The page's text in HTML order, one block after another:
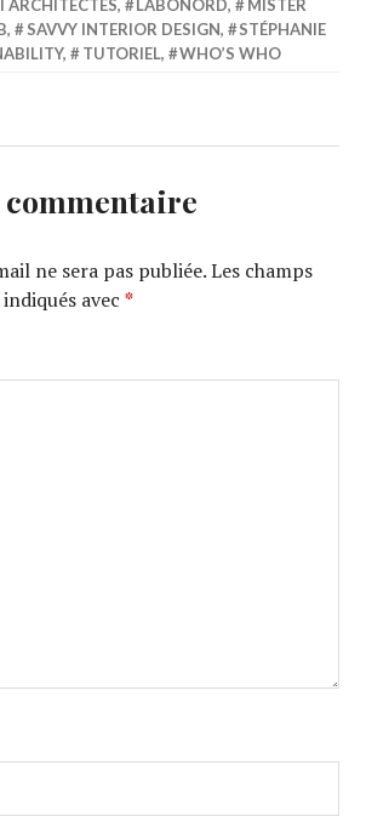
ARCHITECTES, LABONORD,
MISTER
, SAVVY INTERIOR DESIGN,
STÉPHANIE
, TUTORIEL, WHO’S WHO
ne sera pas publiée. Les champs
avec*